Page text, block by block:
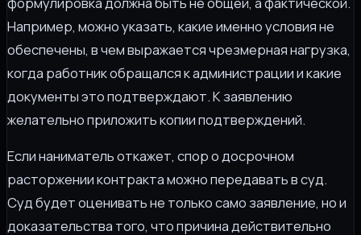
Например, можно указать, какие именно условия не
обеспечены, в чем выражается чрезмерная нагрузка,
когда работник обращался к администрации и какие
документы это подтверждают. К заявлению
желательно приложить копии подтверждений.
Если наниматель откажет, спор о досрочном
расторжении контракта можно передавать в суд.
Суд будет оценивать не только само заявление, но и
доказательства того, что причина действительно